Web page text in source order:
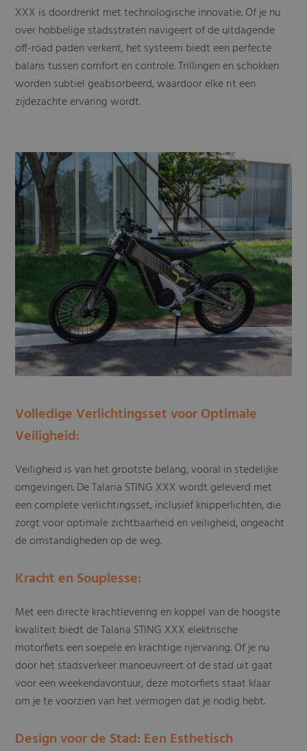
XXX is doordrenkt met technologische innovatie. Of je nu
over hobbelige stadsstraten navigeert of de uitdagende
off-road paden verkent, het systeem biedt een perfecte
balans tussen comfort en controle. Trillingen en schokken
worden subtiel geabsorbeerd, waardoor elke rit een
zijdezachte ervaring wordt.
Volledige Verlichtingsset voor Optimale
Veiligheid:
Veiligheid is van het grootste belang, vooral in stedelijke
omgevingen. De Talaria STING XXX wordt geleverd met
een complete verlichtingsset, inclusief knipperlichten, die
zorgt voor optimale zichtbaarheid en veiligheid, ongeacht
de omstandigheden op de weg.
Kracht en Souplesse:
Met een directe krachtlevering en koppel van de hoogste
kwaliteit biedt de Talaria STING XXX elektrische
motorfiets een soepele en krachtige rijervaring. Of je nu
door het stadsverkeer manoeuvreert of de stad uit gaat
voor een weekendavontuur, deze motorfiets staat klaar
om je te voorzien van het vermogen dat je nodig hebt.
Design voor de Stad: Een Esthetisch